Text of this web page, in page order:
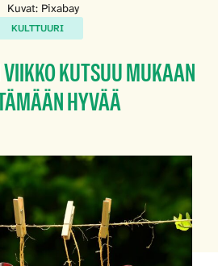
Kuvat: Pixabay
KULTTUURI
KUTSUU MUKAAN
HYVÄÄ